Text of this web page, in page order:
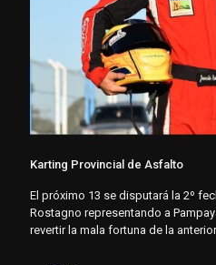
Karting Provincial de Asfalto
El próximo 13 se disputará la 2º
Rostagno representando a
revertir la mala fortuna de la